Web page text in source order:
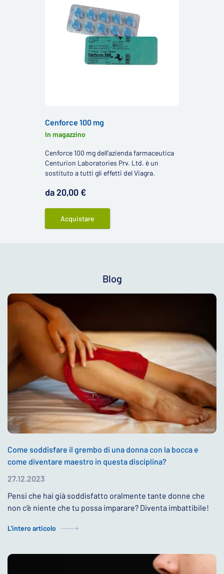
Cenforce 100 mg
In magazzino
Cenforce 100 mg dell'azienda farmaceutica
Centurion Laboratories Prv. Ltd. è un
sostituto a tutti gli effetti del Viagra.
da 20,00 €
Acquistare
Blog
Come soddisfare il grembo di una donna con la bocca e
come diventare maestro in questa disciplina?
27.12.2023
Pensi che hai già soddisfatto oralmente tante donne che
non c’è niente che tu possa imparare? Diventa imbattibile!
L'intero articolo